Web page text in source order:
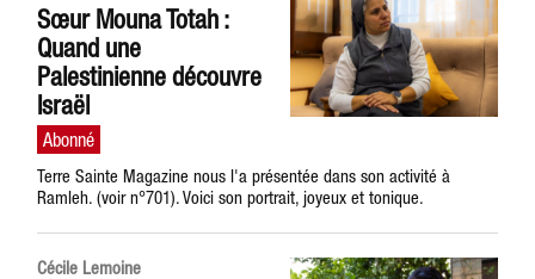
Sœur Mouna Totah :
Quand une
Palestinienne découvre
Israël
Terre Sainte Magazine nous l'a présentée dans son activité à
Ramleh. (voir n°701). Voici son portrait, joyeux et tonique.
Cécile Lemoine